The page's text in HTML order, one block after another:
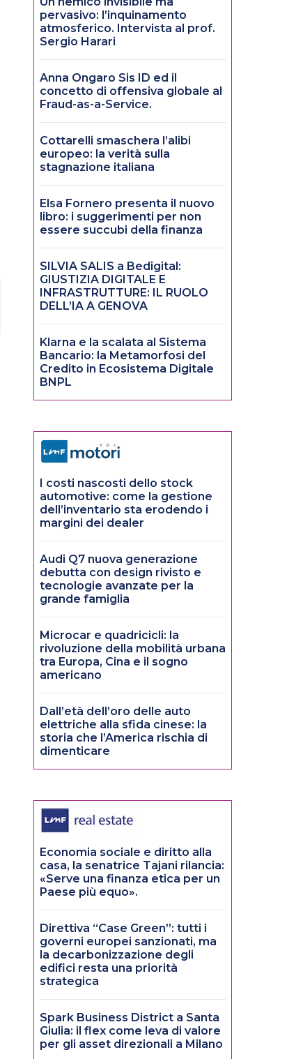
pervasivo: l’inquinamento
atmosferico. Intervista al prof.
Sergio Harari
Anna Ongaro Sis ID ed il
concetto di offensiva globale al
Fraud-as-a-Service.
Cottarelli smaschera l’alibi
europeo: la verità sulla
stagnazione italiana
Elsa Fornero presenta il nuovo
libro: i suggerimenti per non
essere succubi della finanza
SILVIA SALIS a Bedigital:
GIUSTIZIA DIGITALE E
INFRASTRUTTURE: IL RUOLO
DELL’IA A GENOVA
Klarna e la scalata al Sistema
Bancario: la Metamorfosi del
Credito in Ecosistema Digitale
BNPL
I costi nascosti dello stock
automotive: come la gestione
dell’inventario sta erodendo i
margini dei dealer
Audi Q7 nuova generazione
debutta con design rivisto e
tecnologie avanzate per la
grande famiglia
Microcar e quadricicli: la
rivoluzione della mobilità urbana
tra Europa, Cina e il sogno
americano
Dall’età dell’oro delle auto
elettriche alla sfida cinese: la
storia che l’America rischia di
dimenticare
Economia sociale e diritto alla
casa, la senatrice Tajani rilancia:
«Serve una finanza etica per un
Paese più equo».
Direttiva “Case Green”: tutti i
governi europei sanzionati, ma
la decarbonizzazione degli
edifici resta una priorità
strategica
Spark Business District a Santa
Giulia: il flex come leva di valore
per gli asset direzionali a Milano